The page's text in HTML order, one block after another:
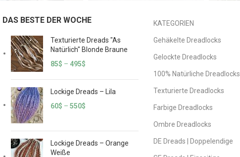
DAS BESTE DER WOCHE
Texturierte Dreads "As
Natürlich" Blonde Braune
85$ – 495$
Lockige Dreads – Lila
60$ – 550$
Lockige Dreads – Orange
Weiße
KATEGORIEN
Gehäkelte Dreadlocks
Gelockte Dreadlocks
100% Natürliche Dreadlocks
Texturierte Dreadlocks
Farbige Dreadlocks
Ombre Dreadlocks
DE Dreads | Doppelendige